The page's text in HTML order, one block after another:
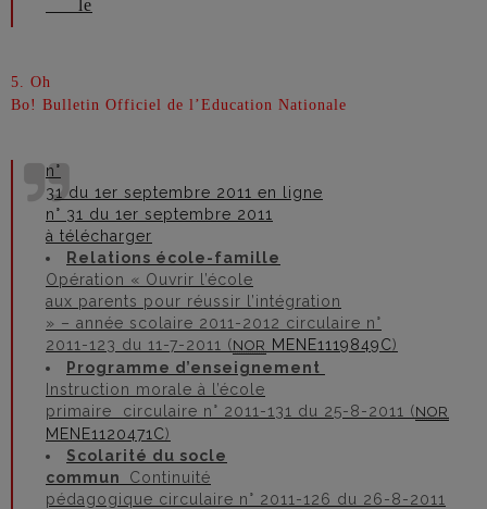
le
5. Oh
Bo! Bulletin Officiel de l’Education Nationale
n°
31 du 1er septembre 2011 en ligne
n° 31 du 1er septembre 2011
à télécharger
Relations école-famille
Opération « Ouvrir l’école
aux parents pour réussir l’intégration
» – année scolaire 2011-2012 circulaire n°
2011-123 du 11-7-2011 (NOR MENE1119849C)
Programme d’enseignement
Instruction morale à l’école
primaire circulaire n° 2011-131 du 25-8-2011 (NOR
MENE1120471C)
Scolarité du socle
commun Continuité
pédagogique circulaire n° 2011-126 du 26-8-2011